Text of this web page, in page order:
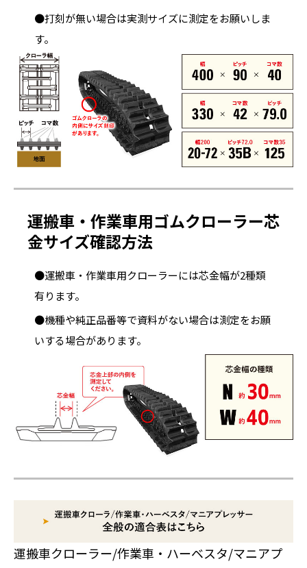
●打刻が無い場合は実測サイズに測定をお願いしま
す。
運搬車・作業車用ゴムクローラー芯
金サイズ確認方法
●運搬車・作業車用クローラーには芯金幅が2種類
有ります。
●機種や純正品番等で資料がない場合は測定をお願
いする場合があります。
運搬車クローラー/作業車・ハーベスタ/マニアプ